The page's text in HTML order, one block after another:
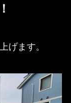
げます。